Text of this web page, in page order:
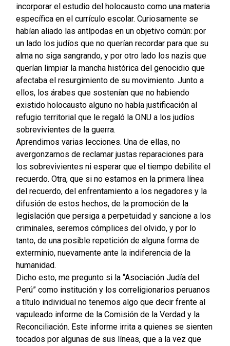
incorporar el estudio del holocausto como una materia
específica en el currículo escolar. Curiosamente se
habían aliado las antípodas en un objetivo común: por
un lado los judíos que no querían recordar para que su
alma no siga sangrando, y por otro lado los nazis que
querían limpiar la mancha histórica del genocidio que
afectaba el resurgimiento de su movimiento. Junto a
ellos, los árabes que sostenían que no habiendo
existido holocausto alguno no había justificación al
refugio territorial que le regaló la ONU a los judíos
sobrevivientes de la guerra.
Aprendimos varias lecciones. Una de ellas, no
avergonzarnos de reclamar justas reparaciones para
los sobrevivientes ni esperar que el tiempo debilite el
recuerdo. Otra, que si no estamos en la primera línea
del recuerdo, del enfrentamiento a los negadores y la
difusión de estos hechos, de la promoción de la
legislación que persiga a perpetuidad y sancione a los
criminales, seremos cómplices del olvido, y por lo
tanto, de una posible repetición de alguna forma de
exterminio, nuevamente ante la indiferencia de la
humanidad.
Dicho esto, me pregunto si la “Asociación Judía del
Perú” como institución y los correligionarios peruanos
a título individual no tenemos algo que decir frente al
vapuleado informe de la Comisión de la Verdad y la
Reconciliación. Este informe irrita a quienes se sienten
tocados por algunas de sus líneas, que a la vez que